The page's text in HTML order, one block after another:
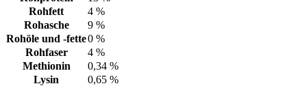
Rohfett
4 %
Rohasche
9 %
Rohöle und -fette0 %
Rohfaser
4 %
Methionin
0,34 %
Lysin
0,65 %